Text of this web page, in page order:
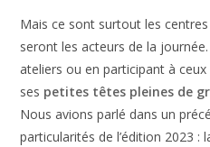
Mais ce sont surtout les
seront les acteurs de la
ateliers ou en participant à
ses petites têtes pleines de
Nous avions parlé dans un
particularités de l’édition 2023 :